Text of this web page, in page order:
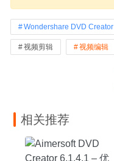
Wondershare DVD Creator
视频剪辑 视频编辑
相关推荐